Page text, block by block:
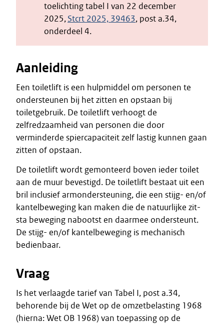
toelichting tabel I van 22 december
2025,Stcrt 2025, 39463, post a.34,
onderdeel 4.
Aanleiding
Een toiletlift is een hulpmiddel om personen te
ondersteunen bij het zitten en opstaan bij
toiletgebruik. De toiletlift verhoogt de
zelfredzaamheid van personen die door
verminderde spiercapaciteit zelf lastig kunnen gaan
zitten of opstaan.
De toiletlift wordt gemonteerd boven ieder toilet
aan de muur bevestigd. De toiletlift bestaat uit een
bril inclusief armondersteuning, die een stijg- en/of
kantelbeweging kan maken die de natuurlijke zit-
sta beweging nabootst en daarmee ondersteunt.
De stijg- en/of kantelbeweging is mechanisch
bedienbaar.
Vraag
Is het verlaagde tarief van Tabel I, post a.34,
behorende bij de Wet op de omzetbelasting 1968
(hierna: Wet OB 1968) van toepassing op de